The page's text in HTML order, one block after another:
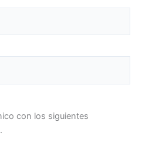
con los siguientes